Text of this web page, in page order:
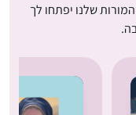
שלנו יפתחו לך